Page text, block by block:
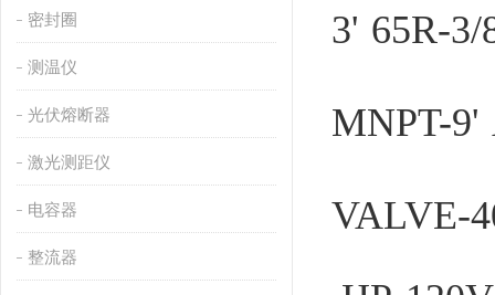
密封圈
测温仪
光伏熔断器
激光测距仪
电容器
整流器
3' 65R-
MNPT-9'
VALVE-